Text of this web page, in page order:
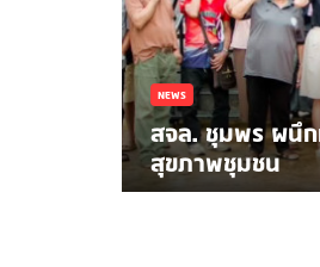
NEWS
เสวนาและรับฟั